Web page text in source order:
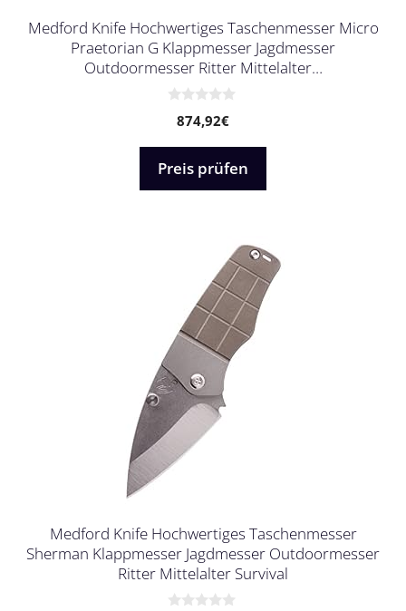
Medford Knife Hochwertiges Taschenmesser Micro
Praetorian G Klappmesser Jagdmesser
Outdoormesser Ritter Mittelalter…
n
5
874,92€
Preis prüfen
Medford Knife Hochwertiges Taschenmesser
Sherman Klappmesser Jagdmesser Outdoormesser
Ritter Mittelalter Survival